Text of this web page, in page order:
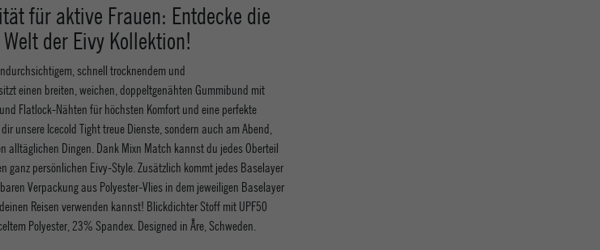
für aktive Frauen: Entdecke die
der Eivy Kollektion!
schnell trocknendem und
einen breiten, weichen, doppeltgenähten Gummibund mit
Flatlock-Nähten für höchsten Komfort und eine perfekte
unsere Icecold Tight treue Dienste, sondern auch am Abend,
alltäglichen Dingen. Dank Mixn Match kannst du jedes Oberteil
ganz persönlichen Eivy-Style. Zusätzlich kommt jedes Baselayer
Verpackung aus Polyester-Vlies in dem jeweiligen Baselayer
Reisen verwenden kannst! Blickdichter Stoff mit UPF50
Polyester, 23% Spandex. Designed in Åre, Schweden.